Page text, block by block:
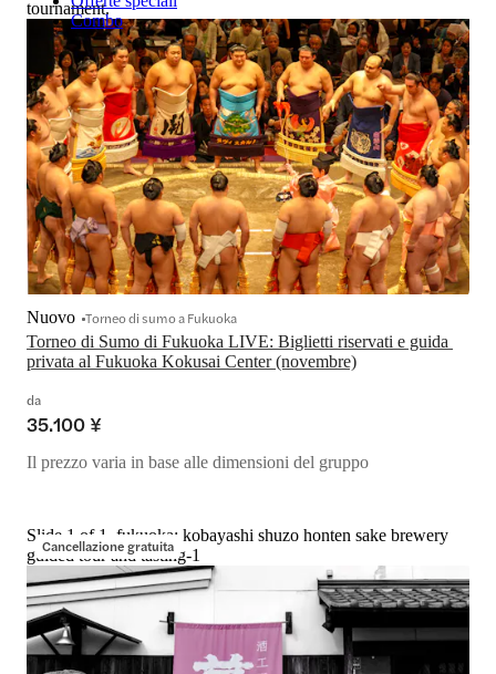
Combo
tournament.
Torneo di Sumo di Fukuoka LIVE: Biglietti riservati e guida
privata al Fukuoka Kokusai Center (novembre)
Nuovo Torneo di sumo a Fukuoka
da
35.100 ¥
Il prezzo varia in base alle dimensioni del gruppo
Cancellazione gratuita
Slide 1 of 1, fukuoka: kobayashi shuzo honten sake brewery
guided tour and tasting-1